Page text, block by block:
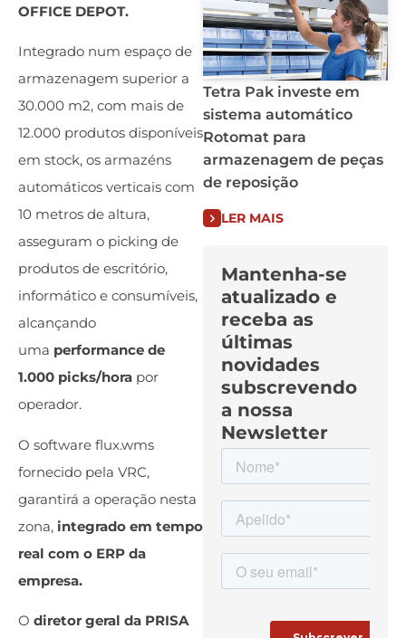
OFFICE DEPOT.
Integrado num espaço de
armazenagem superior a
30.000 m2, com mais de
12.000 produtos disponíveis
em stock, os armazéns
automáticos verticais com
10 metros de altura,
asseguram o picking de
produtos de escritório,
informático e consumíveis,
alcançando
uma performance de
1.000 picks/hora por
operador.
O software flux.wms
fornecido pela VRC,
garantirá a operação nesta
zona, integrado em tempo
real com o ERP da
empresa.
O diretor geral da PRISA
Tetra Pak investe em
sistema automático
Rotomat para
armazenagem de peças
de reposição
LER MAIS
Mantenha-se
atualizado e
receba as
últimas
novidades
subscrevendo
a nossa
Newsletter